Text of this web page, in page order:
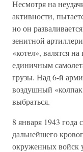
Несмотря на
активности,
но он
зенитной
«котел», валятся
единичным
грузы. Над 6-й
воздушный
выбраться.
8 января 1943 года
дальнейшего
окруженных войск